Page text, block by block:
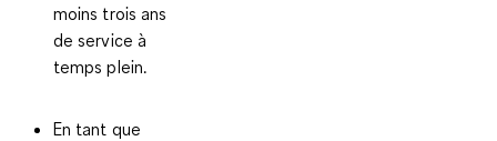
moins trois ans
de service à
temps plein.
En tant que